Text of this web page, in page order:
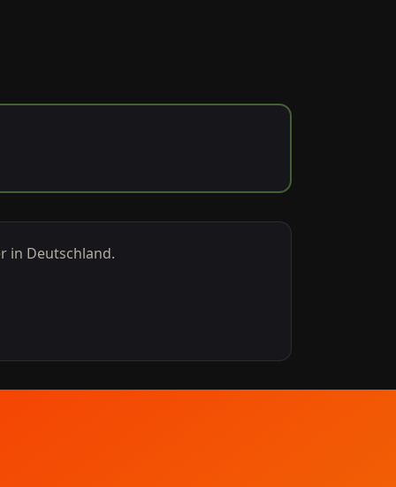
in Deutschland.